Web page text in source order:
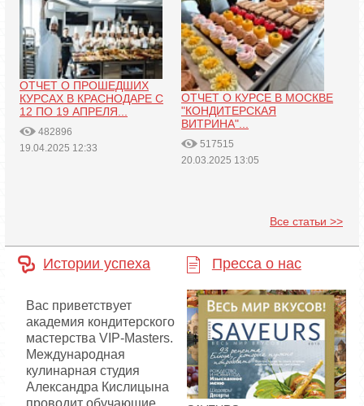
ОТЧЕТ О ПРОШЕДШИХ
КУРСАХ В КРАСНОДАРЕ С
12 ПО 19 АПРЕЛЯ...
482896
19.04.2025 12:33
ОТЧЕТ О КУРСЕ В МОСКВЕ
"КОНДИТЕРСКАЯ
ВИТРИНА"...
517515
20.03.2025 13:05
Все статьи >>
Истории успеха
Вас приветствует
академия кондитерского
мастерства VIP-Masters.
Международная
кулинарная студия
Александра Кислицына
проводит обучающие
Пресса о нас